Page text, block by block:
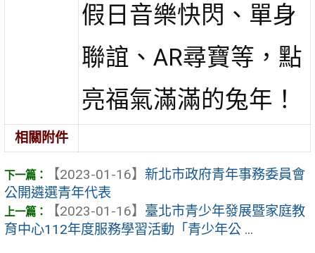
假日音樂快閃、單身
聯誼、AR尋寶等，點
亮福氣滿滿的兔年！
相關附件
【2023-01-16】 新北市政府青年事務委員會
公開遴選青年代表
【2023-01-16】 臺北市青少年發展暨家庭教
育中心112年度服務學習活動「青少年公 ...